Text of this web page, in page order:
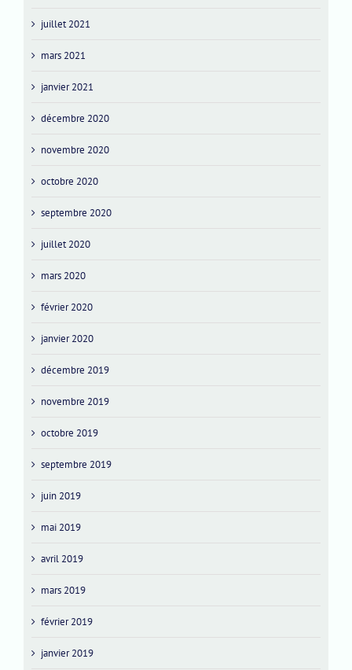
juillet 2021
mars 2021
janvier 2021
décembre 2020
novembre 2020
octobre 2020
septembre 2020
juillet 2020
mars 2020
février 2020
janvier 2020
décembre 2019
novembre 2019
octobre 2019
septembre 2019
juin 2019
mai 2019
avril 2019
mars 2019
février 2019
janvier 2019